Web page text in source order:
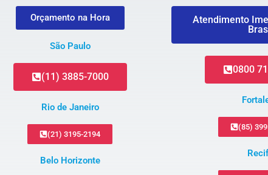
Orçamento na Hora
São Paulo
(11) 3885-7000
Rio de Janeiro
(21) 3195-2194
Belo Horizonte
Atendimento
0800
(85)